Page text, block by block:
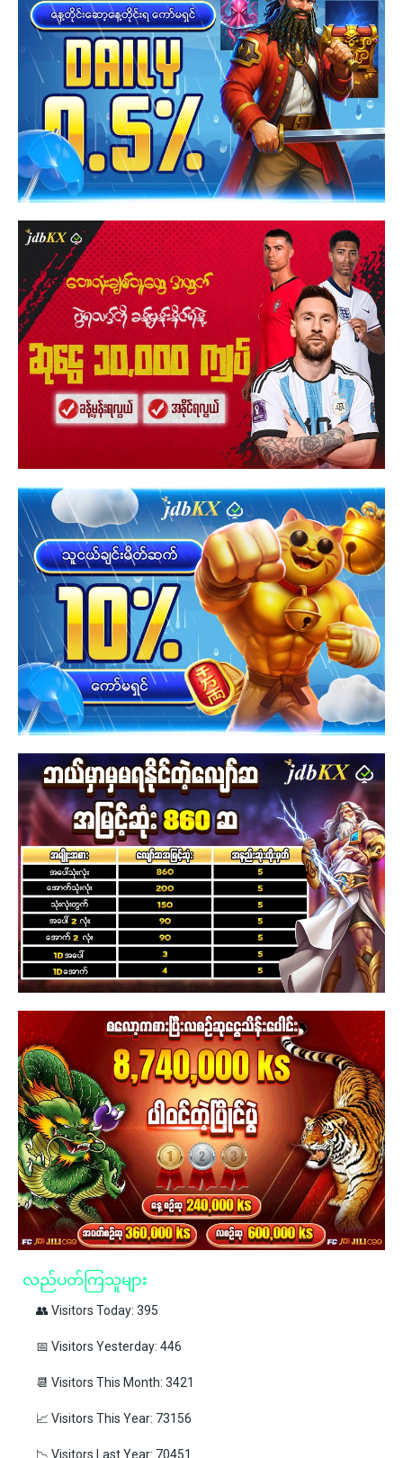
လည်ပတ်ကြသူများ
👥 Visitors Today: 395
📅 Visitors Yesterday: 446
📆 Visitors This Month: 3421
📈 Visitors This Year: 73156
📉 Visitors Last Year: 70451